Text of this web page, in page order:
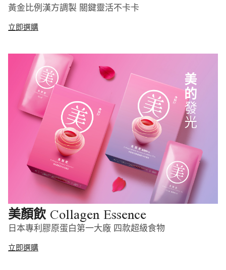
黃金比例漢方調製 關鍵靈活不卡卡
立即選購
美顏飲 Collagen Essence
日本專利膠原蛋白第一大廠 四款超級食物
立即選購